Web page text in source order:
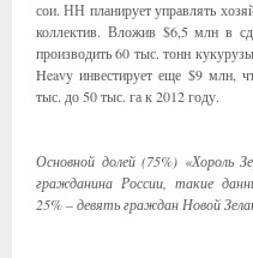
сои. НН планирует управлять
коллектив. Вложив $6,5 млн в
производить 60 тыс. тонн
Heavy инвестирует еще $9 млн,
тыс. до 50 тыс. га к 2012 году.
Основной долей (75%) «Хороль
гражданина России, такие
25% – девять граждан Новой